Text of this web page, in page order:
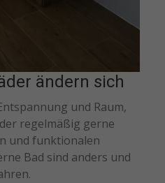
ändern sich
und Raum,
regelmäßig gerne
und funktionalen
Bad sind anders und